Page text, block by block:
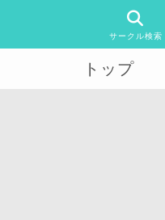
サークル検索
トップ